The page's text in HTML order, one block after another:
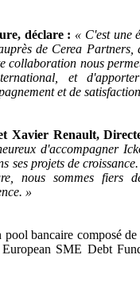
déclare : « C'est une
de Cerea Partners,
collaboration nous
et
et de
Xavier Renault,
d'accompagner
ses projets de
nous sommes fiers
»
bancaire composé
SME Debt